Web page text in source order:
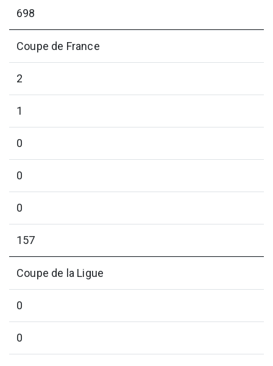
698
Coupe de France
2
1
0
0
0
157
Coupe de la Ligue
0
0